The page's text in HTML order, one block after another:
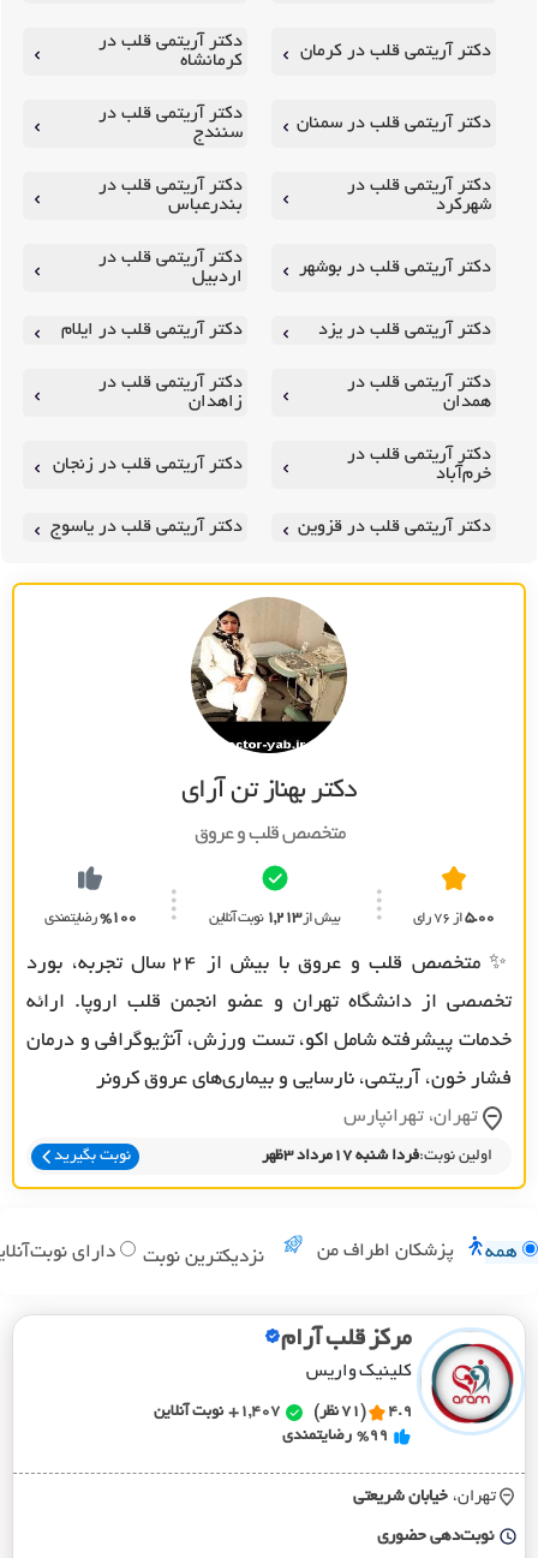
دکتر آریتمی قلب در کرمان
دکتر آریتمی قلب در
کرمانشاه
دکتر آریتمی قلب در سمنان
دکتر آریتمی قلب در
سنندج
دکتر آریتمی قلب در
شهرکرد
دکتر آریتمی قلب در
بندرعباس
دکتر آریتمی قلب در بوشهر
دکتر آریتمی قلب در
اردبیل
دکتر آریتمی قلب در یزد دکتر آریتمی قلب در ایلام
دکتر آریتمی قلب در
همدان
دکتر آریتمی قلب در
زاهدان
دکتر آریتمی قلب در
خرم‌آباد
دکتر آریتمی قلب در زنجان
دکتر آریتمی قلب در قزوین دکتر آریتمی قلب در یاسوج
دکتر بهناز تن آرای
متخصص قلب و عروق
5.00از 76 رای بیش از1,213 نوبت آنلاین %100رضایتمندی
✨ متخصص قلب و عروق با بیش از ۲۴ سال تجربه، بورد
تخصصی از دانشگاه تهران و عضو انجمن قلب اروپا. ارائه
خدمات پیشرفته شامل اکو، تست ورزش، آنژیوگرافی و درمان
فشار خون، آریتمی، نارسایی و بیماری‌های عروق کرونر
تهران، تهرانپارس
اولین نوبت:فردا شنبه 17مرداد 3ظهر نوبت بگیرید
همه پزشکان اطراف من نزدیکترین نوبت دارای
مرکز قلب آرام
کلینیک واریس
4.9 (71 نظر) 1,407+
نوبت آنلاین
%99 رضایتمندی
تهران، خيابان شريعتي
نوبت‌دهی حضوری